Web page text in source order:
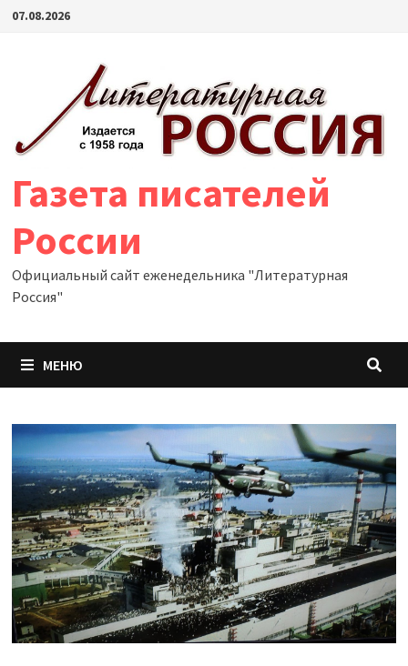
Перейти
07.08.2026
Газета писателей
России
Официальный сайт еженедельника "Литературная
Россия"
МЕНЮ